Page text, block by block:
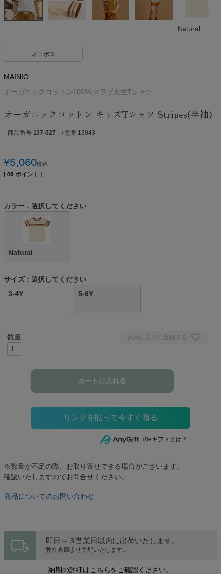
Natural
ネコポス
MAINIO
オーガニックコットン100% スラブ天竺Tシャツ
オーガニックコットン キッズTシャツ Stripes(半袖)
商品番号 107-027 / 型番 13043
¥5,060税込
[ 46 ポイント ]
カラー 選択してください
Natural
サイズ
選択してください
3-4Y
5-6Y
お気に入りに登録する
カートに入れる
のeギフトとは？
※数量が不足の際、お取り寄せできる場合がございます。
確認いたしますのでお問合せください。
商品についてのお問い合わせ
local_shipping 即日～３営業日以内に出荷いたします。
弊社倉庫より手配いたします。
納期の詳細はこちらをご確認ください。